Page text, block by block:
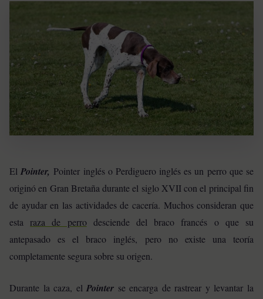
El Pointer, Pointer inglés o Perdiguero inglés es un perro que se
originó en Gran Bretaña durante el siglo XVII con el principal fin
de ayudar en las actividades de cacería. Muchos consideran que
esta raza de perrodesciende del braco francés o que su
antepasado es el braco inglés, pero no existe una teoría
completamente segura sobre su origen.
Durante la caza, elPointer se encarga de rastrear y levantar la